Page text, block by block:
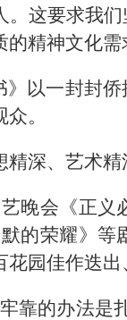
这要求我
精神文化需
以一封封
。
深、艺术精
晚会《正义
的荣耀》等
园佳作迭出
靠的办法是